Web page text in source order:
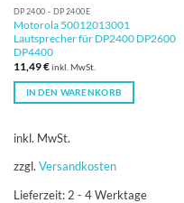
DP2400 - DP2400E
Motorola 50012013001
Lautsprecher für DP2400 DP2600
DP4400
11,49€inkl. MwSt.
IN DEN WARENKORB
inkl. MwSt.
zzgl. Versandkosten
Lieferzeit: 2 - 4 Werktage